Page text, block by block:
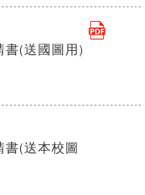
書(送國圖用)
(送本校圖